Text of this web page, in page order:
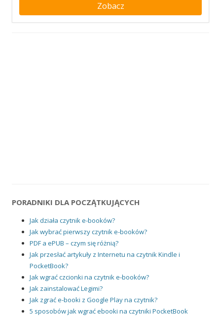
Zobacz
PORADNIKI DLA POCZĄTKUJĄCYCH
Jak działa czytnik e-booków?
Jak wybrać pierwszy czytnik e-booków?
PDF a ePUB – czym się różnią?
Jak przesłać artykuły z Internetu na czytnik Kindle i
PocketBook?
Jak wgrać czcionki na czytnik e-booków?
Jak zainstalować Legimi?
Jak zgrać e-booki z Google Play na czytnik?
5 sposobów jak wgrać ebooki na czytniki PocketBook